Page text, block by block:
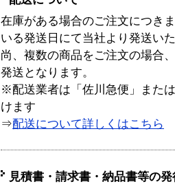
在庫がある場合のご注文につき
いる発送日にて当社より発送い
尚、複数の商品をご注文の場合
発送となります。
※配送業者は「佐川急便」また
けます
⇒配送について詳しくはこちら
見積書・請求書・納品書等の